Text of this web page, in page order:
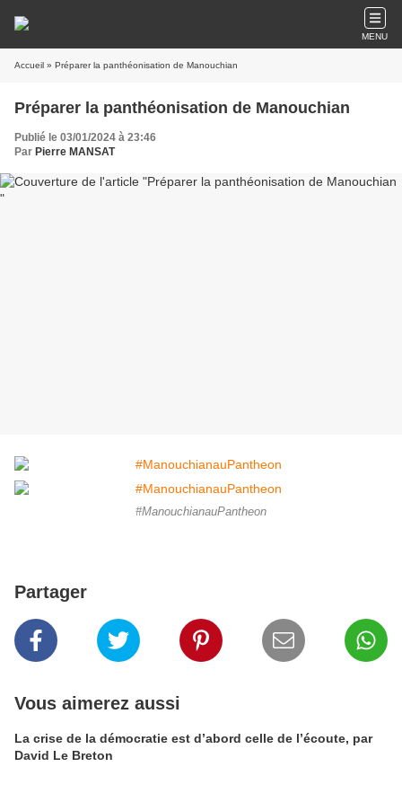
MENU
Accueil » Préparer la panthéonisation de Manouchian
Préparer la panthéonisation de Manouchian
Publié le 03/01/2024 à 23:46
Par Pierre MANSAT
#ManouchianauPantheon
Partager
Vous aimerez aussi
La crise de la démocratie est d’abord celle de l’écoute, par
David Le Breton